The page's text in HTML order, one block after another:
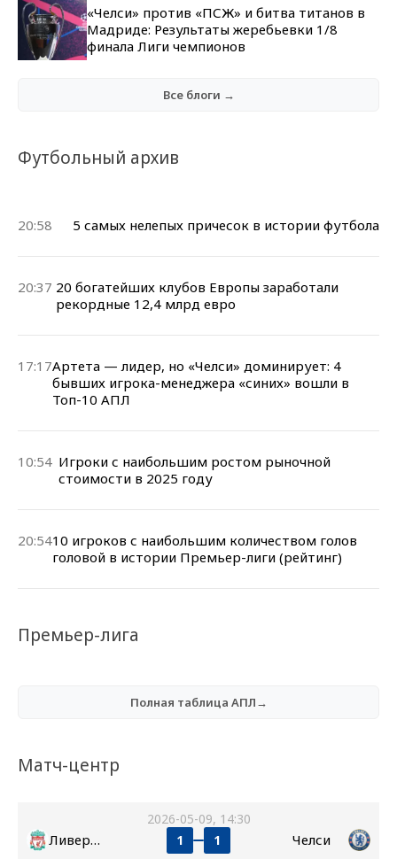
«Челси» против «ПСЖ» и битва титанов в
Мадриде: Результаты жеребьевки 1/8
финала Лиги чемпионов
Все блоги →
Футбольный архив
20:58 5 самых нелепых причесок в истории футбола
20:37 20 богатейших клубов Европы заработали
рекордные 12,4 млрд евро
17:17Артета — лидер, но «Челси» доминирует: 4
бывших игрока-менеджера «синих» вошли в
Топ-10 АПЛ
10:54 Игроки с наибольшим ростом рыночной
стоимости в 2025 году
20:5410 игроков с наибольшим количеством голов
головой в истории Премьер-лиги (рейтинг)
Премьер-лига
Полная таблица АПЛ→
Матч-центр
2026-05-09, 14:30
Ливерпуль 1 1 Челси